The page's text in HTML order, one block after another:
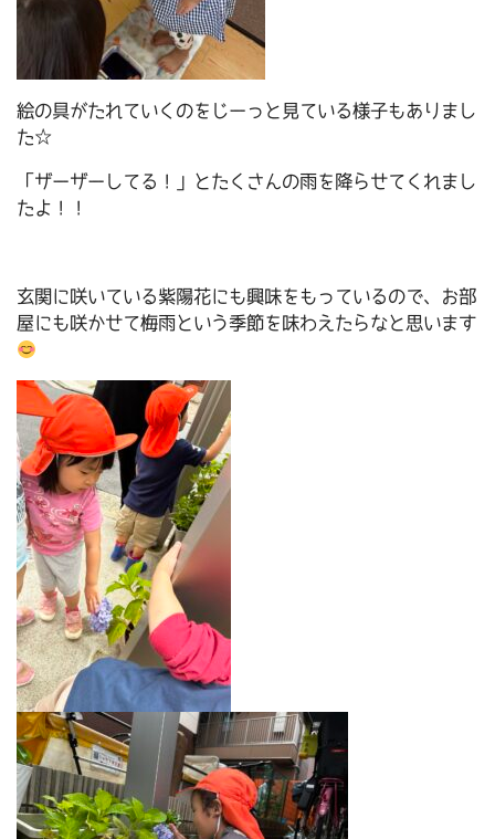
絵の具がたれていくのをじーっと見ている様子もありまし
た☆
「ザーザーしてる！」とたくさんの雨を降らせてくれまし
たよ！！
玄関に咲いている紫陽花にも興味をもっているので、お部
屋にも咲かせて梅雨という季節を味わえたらなと思います